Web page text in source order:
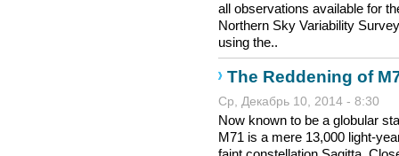
all observations available for
Northern Sky Variability
using the..
The Reddening of
Ср, Декабрь 10, 2014 - 8:30
Now known to be a globular
M71 is a mere 13,000 light-